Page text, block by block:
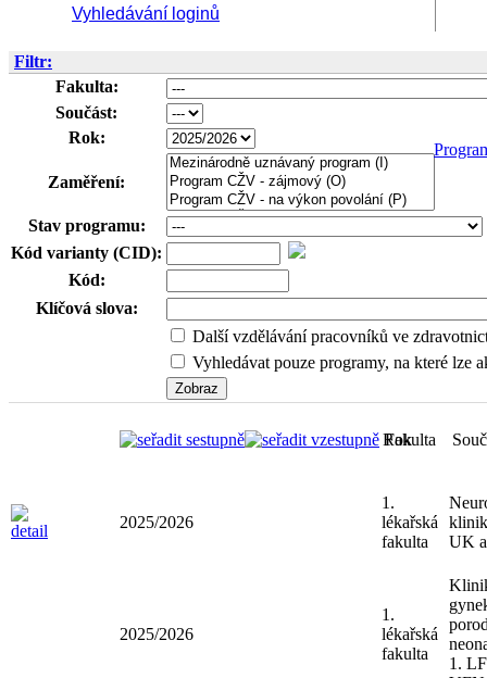
Vyhledávání loginů
Filtr:
Fakulta:
Součást:
Rok:
Zaměření:
Stav programu:
Kód varianty (CID):
Kód:
Klíčová slova:
Další vzdělávání pracovníků ve
Vyhledávat pouze programy, na které lze
Fakulta
1.
UK
1.